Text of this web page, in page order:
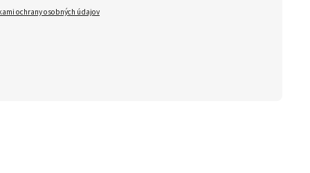
ochrany osobných údajov